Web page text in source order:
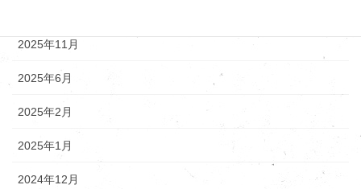
2025年11月
2025年6月
2025年2月
2025年1月
2024年12月